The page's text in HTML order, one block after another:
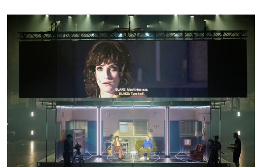
abo
genossenschaft